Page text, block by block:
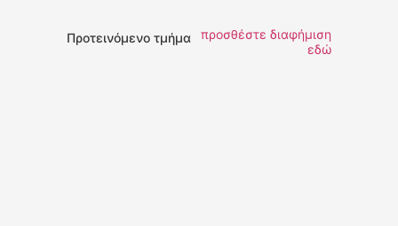
Προτεινόμενο τμήμα
προσθέστε διαφήμιση
εδώ